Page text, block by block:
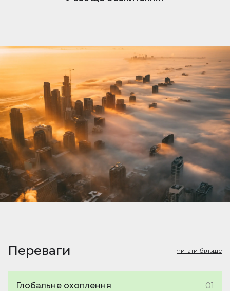
нерухомості. Коли вам подобається оголошення,
Щоб відповісти та зв’язатися з потенційними
покупцями чи орендарями, переконайтеся, що
ваша підписка активна.
Переваги Читати більше
Глобальне охоплення 01